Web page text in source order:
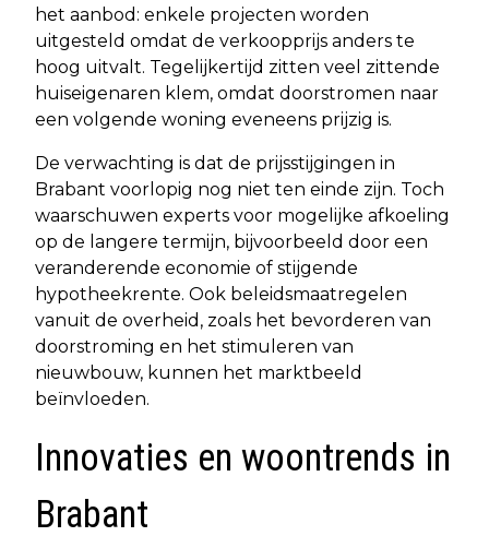
het aanbod: enkele projecten worden
uitgesteld omdat de verkoopprijs anders te
hoog uitvalt. Tegelijkertijd zitten veel zittende
huiseigenaren klem, omdat doorstromen naar
een volgende woning eveneens prijzig is.
De verwachting is dat de prijsstijgingen in
Brabant voorlopig nog niet ten einde zijn. Toch
waarschuwen experts voor mogelijke afkoeling
op de langere termijn, bijvoorbeeld door een
veranderende economie of stijgende
hypotheekrente. Ook beleidsmaatregelen
vanuit de overheid, zoals het bevorderen van
doorstroming en het stimuleren van
nieuwbouw, kunnen het marktbeeld
beïnvloeden.
Innovaties en woontrends in
Brabant